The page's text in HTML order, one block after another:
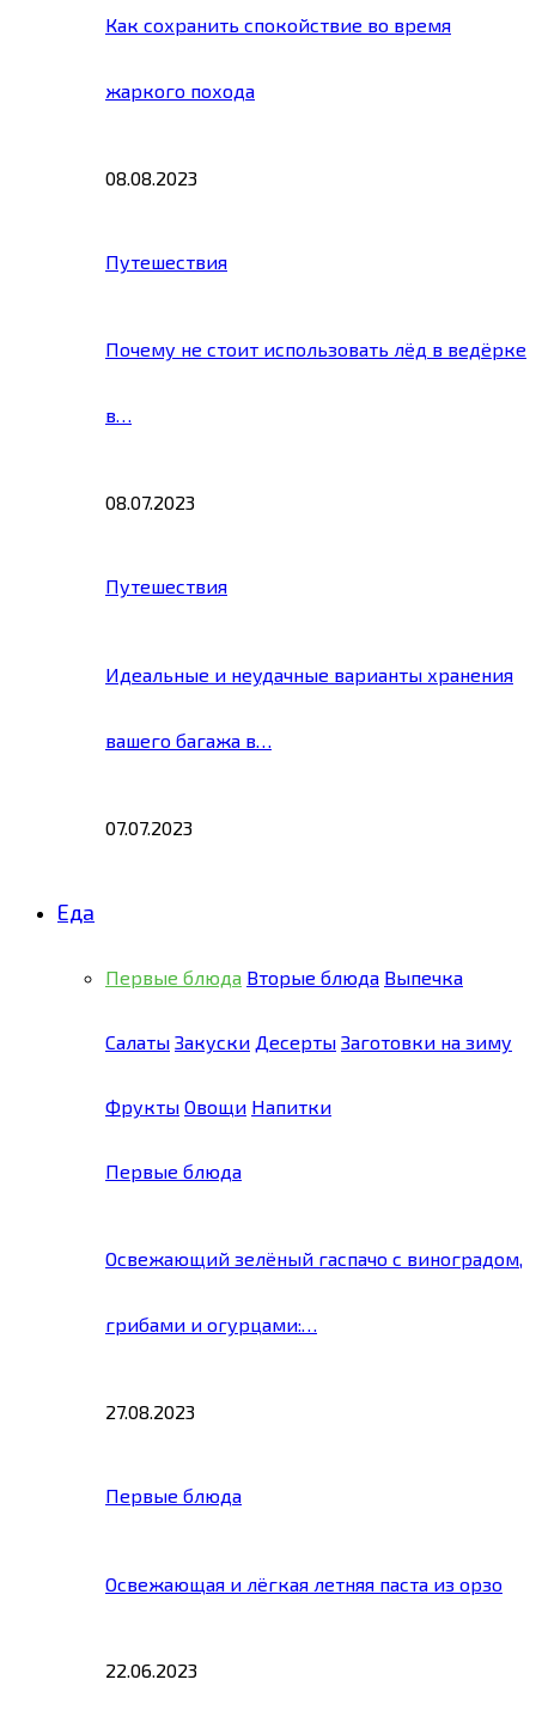
Как сохранить спокойствие во время
жаркого похода
08.08.2023
Путешествия
Почему не стоит использовать лёд в ведёрке
в…
08.07.2023
Путешествия
Идеальные и неудачные варианты хранения
вашего багажа в…
07.07.2023
Еда
Первые блюда Вторые блюда Выпечка
Салаты Закуски Десерты Заготовки на зиму
Фрукты Овощи Напитки
Первые блюда
Освежающий зелёный гаспачо с виноградом,
грибами и огурцами:…
27.08.2023
Первые блюда
Освежающая и лёгкая летняя паста из орзо
22.06.2023